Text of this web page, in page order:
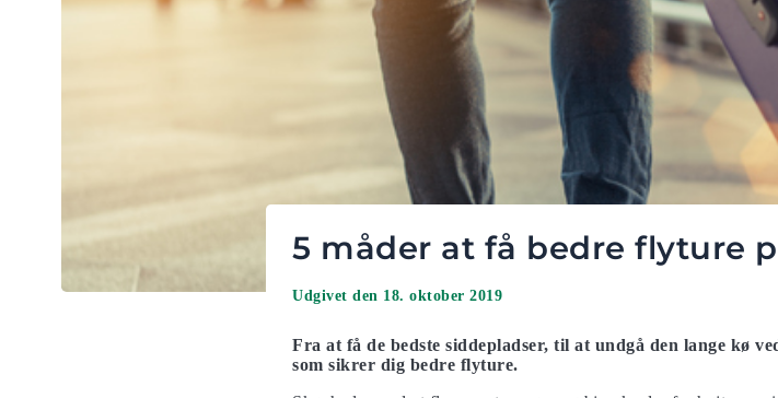
5 måder at få bedre flyture
Udgivet den 18. oktober 2019
Fra at få de bedste siddepladser, til at undgå den lange kø
som sikrer dig bedre flyture.